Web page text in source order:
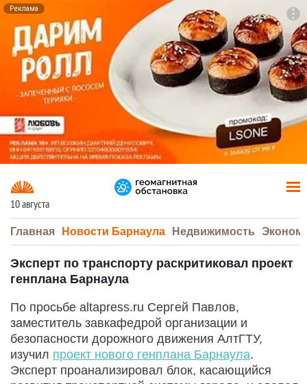
Реклама
10 августа
Главная Новости Барнаула Недвижимость
Эксперт по транспорту раскритиковал проект
генплана Барнаула
По просьбе altapress.ru Сергей Павлов,
заместитель завкафедрой организации и
безопасности дорожного движения АлтГТУ,
изучил проект нового генплана Барнаула.
Эксперт проанализировал блок, касающийся